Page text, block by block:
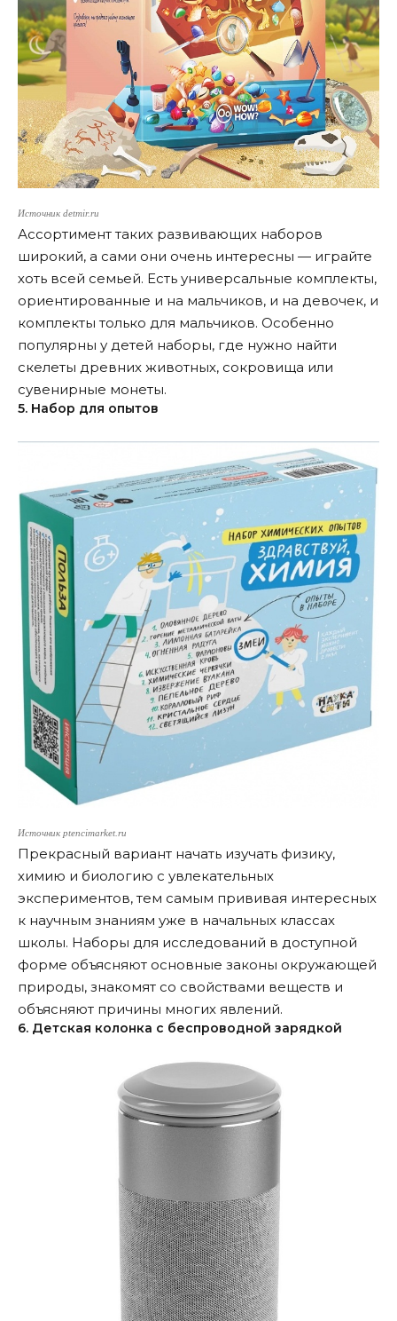
Источник detmir.ru
Ассортимент таких развивающих наборов
широкий, а сами они очень интересны — играйте
хоть всей семьей. Есть универсальные комплекты,
ориентированные и на мальчиков, и на девочек, и
комплекты только для мальчиков. Особенно
популярны у детей наборы, где нужно найти
скелеты древних животных, сокровища или
сувенирные монеты.
5. Набор для опытов
Источник ptencimarket.ru
Прекрасный вариант начать изучать физику,
химию и биологию с увлекательных
экспериментов, тем самым прививая интересных
к научным знаниям уже в начальных классах
школы. Наборы для исследований в доступной
форме объясняют основные законы окружающей
природы, знакомят со свойствами веществ и
объясняют причины многих явлений.
6. Детская колонка с беспроводной зарядкой